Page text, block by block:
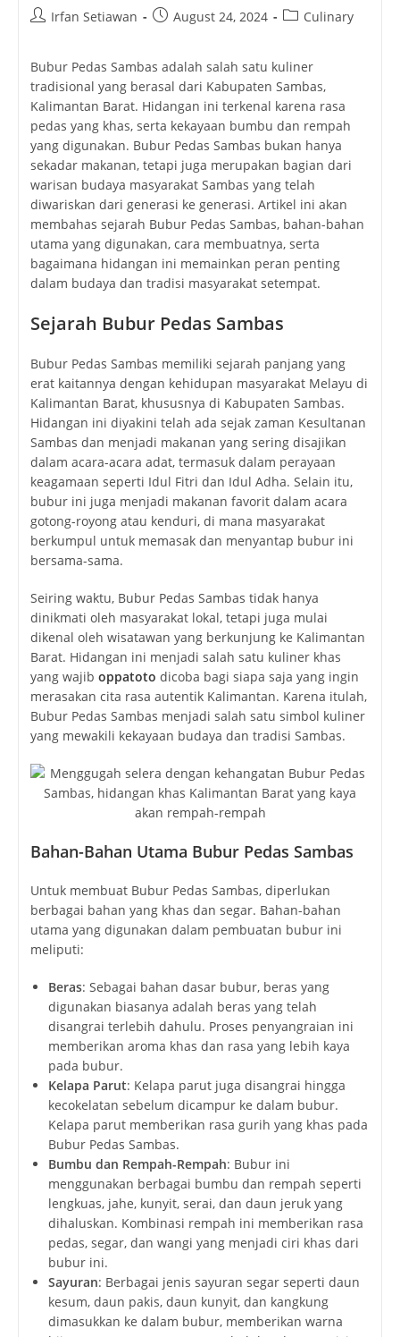
PostIrfan Setiawan
PostAugust 24, 2024
PostCulinary
Bubur Pedas Sambas adalah salah satu kuliner
tradisional yang berasal dari Kabupaten Sambas,
Kalimantan Barat. Hidangan ini terkenal karena rasa
pedas yang khas, serta kekayaan bumbu dan rempah
yang digunakan. Bubur Pedas Sambas bukan hanya
sekadar makanan, tetapi juga merupakan bagian dari
warisan budaya masyarakat Sambas yang telah
diwariskan dari generasi ke generasi. Artikel ini akan
membahas sejarah Bubur Pedas Sambas, bahan-bahan
utama yang digunakan, cara membuatnya, serta
bagaimana hidangan ini memainkan peran penting
dalam budaya dan tradisi masyarakat setempat.
Sejarah Bubur Pedas Sambas
Bubur Pedas Sambas memiliki sejarah panjang yang
erat kaitannya dengan kehidupan masyarakat Melayu di
Kalimantan Barat, khususnya di Kabupaten Sambas.
Hidangan ini diyakini telah ada sejak zaman Kesultanan
Sambas dan menjadi makanan yang sering disajikan
dalam acara-acara adat, termasuk dalam perayaan
keagamaan seperti Idul Fitri dan Idul Adha. Selain itu,
bubur ini juga menjadi makanan favorit dalam acara
gotong-royong atau kenduri, di mana masyarakat
berkumpul untuk memasak dan menyantap bubur ini
bersama-sama.
Seiring waktu, Bubur Pedas Sambas tidak hanya
dinikmati oleh masyarakat lokal, tetapi juga mulai
dikenal oleh wisatawan yang berkunjung ke Kalimantan
Barat. Hidangan ini menjadi salah satu kuliner khas
yang wajib oppatoto dicoba bagi siapa saja yang ingin
merasakan cita rasa autentik Kalimantan. Karena itulah,
Bubur Pedas Sambas menjadi salah satu simbol kuliner
yang mewakili kekayaan budaya dan tradisi Sambas.
Bahan-Bahan Utama Bubur Pedas Sambas
Untuk membuat Bubur Pedas Sambas, diperlukan
berbagai bahan yang khas dan segar. Bahan-bahan
utama yang digunakan dalam pembuatan bubur ini
meliputi:
Beras: Sebagai bahan dasar bubur, beras yang
digunakan biasanya adalah beras yang telah
disangrai terlebih dahulu. Proses penyangraian ini
memberikan aroma khas dan rasa yang lebih kaya
pada bubur.
Kelapa Parut: Kelapa parut juga disangrai hingga
kecokelatan sebelum dicampur ke dalam bubur.
Kelapa parut memberikan rasa gurih yang khas pada
Bubur Pedas Sambas.
Bumbu dan Rempah-Rempah: Bubur ini
menggunakan berbagai bumbu dan rempah seperti
lengkuas, jahe, kunyit, serai, dan daun jeruk yang
dihaluskan. Kombinasi rempah ini memberikan rasa
pedas, segar, dan wangi yang menjadi ciri khas dari
bubur ini.
Sayuran: Berbagai jenis sayuran segar seperti daun
kesum, daun pakis, daun kunyit, dan kangkung
dimasukkan ke dalam bubur, memberikan warna